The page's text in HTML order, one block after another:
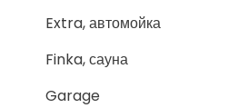
Extra, автомойка
Finka, сауна
Garage